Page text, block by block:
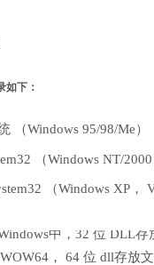
如下：
（Windows 95/98/Me）
（Windows NT/2000
（Windows XP，
中，32 位 DLL存
， 64 位 dll存放